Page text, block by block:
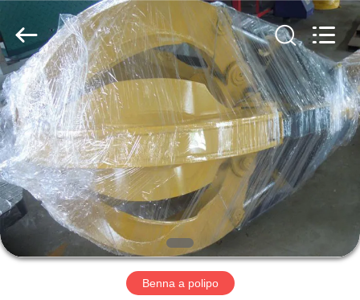
CASA
PRODOTTI
VIDEO
CIRCA
NOI
Co.,
Ltd..
All
Rights
Reserved.
Benna a polipo